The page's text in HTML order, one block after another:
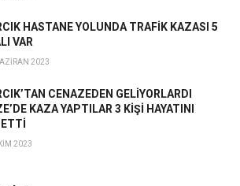
HASTANE YOLUNDA TRAFİK KAZASI 5
VAR
2023
CENAZEDEN GELİYORLARDI
KAZA YAPTILAR 3 KİŞİ HAYATINI
2023